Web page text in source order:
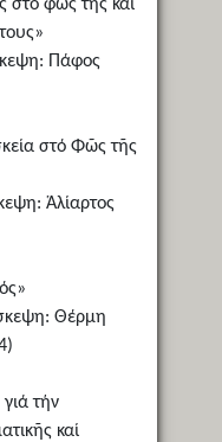
στό φῶς τῆς καί
Πάφος
στό Φῶς τῆς
Ἁλίαρτος
Θέρμη
τήν
καί